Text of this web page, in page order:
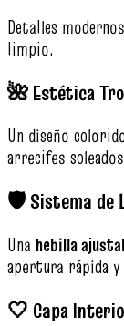
Detalles
limpio.
🌺 Estética
Un diseño
arrecifes
🛡️ Sistema de
Una hebilla
apertura rápida y
🤍 Capa